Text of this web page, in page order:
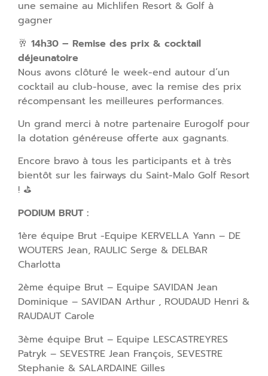
une semaine au Michlifen Resort & Golf à
gagner
🥂 14h30 – Remise des prix & cocktail
déjeunatoire
Nous avons clôturé le week-end autour d’un
cocktail au club-house, avec la remise des prix
récompensant les meilleures performances.
Un grand merci à notre partenaire Eurogolf pour
la dotation généreuse offerte aux gagnants.
Encore bravo à tous les participants et à très
bientôt sur les fairways du Saint-Malo Golf Resort
! ⛳
PODIUM BRUT :
1ère équipe Brut -Equipe KERVELLA Yann – DE
WOUTERS Jean, RAULIC Serge & DELBAR
Charlotta
2ème équipe Brut – Equipe SAVIDAN Jean
Dominique – SAVIDAN Arthur , ROUDAUD Henri &
RAUDAUT Carole
3ème équipe Brut – Equipe LESCASTREYRES
Patryk – SEVESTRE Jean François, SEVESTRE
Stephanie & SALARDAINE Gilles